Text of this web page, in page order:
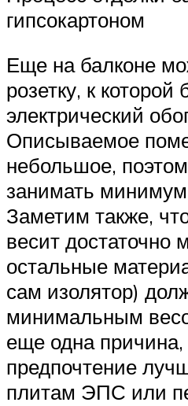
гипсокартоном
Еще на балконе
розетку, к
электрический
Описываемое
небольшое,
занимать
Заметим также,
весит достаточно
остальные
сам изолятор)
минимальным
еще одна причина,
предпочтение
плитам ЭПС или